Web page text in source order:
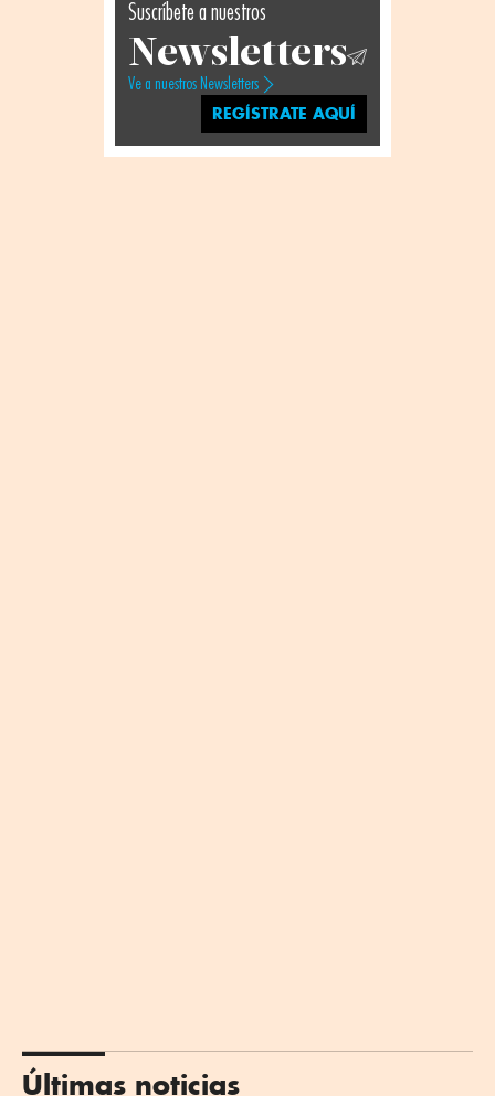
Suscríbete a nuestros
Newsletters
Ve a nuestros Newsletters
REGÍSTRATE AQUÍ
Últimas noticias